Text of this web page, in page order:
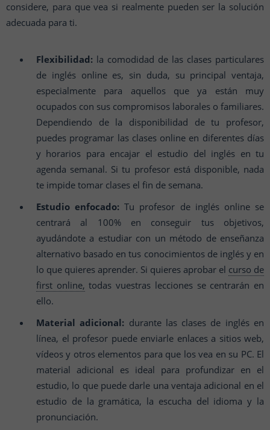
considere, para que vea si realmente pueden ser la solución
adecuada para ti.
Flexibilidad: la comodidad de las clases particulares
de inglés online es, sin duda, su principal ventaja,
especialmente para aquellos que ya están muy
ocupados con sus compromisos laborales o familiares.
Dependiendo de la disponibilidad de tu profesor,
puedes programar las clases online en diferentes días
y horarios para encajar el estudio del inglés en tu
agenda semanal. Si tu profesor está disponible, nada
te impide tomar clases el fin de semana.
Estudio enfocado: Tu profesor de inglés online se
centrará al 100% en conseguir tus objetivos,
ayudándote a estudiar con un método de enseñanza
alternativo basado en tus conocimientos de inglés y en
lo que quieres aprender. Si quieres aprobar el curso de
first online, todas vuestras lecciones se centrarán en
ello.
Material adicional: durante las clases de inglés en
línea, el profesor puede enviarle enlaces a sitios web,
vídeos y otros elementos para que los vea en su PC. El
material adicional es ideal para profundizar en el
estudio, lo que puede darle una ventaja adicional en el
estudio de la gramática, la escucha del idioma y la
pronunciación.